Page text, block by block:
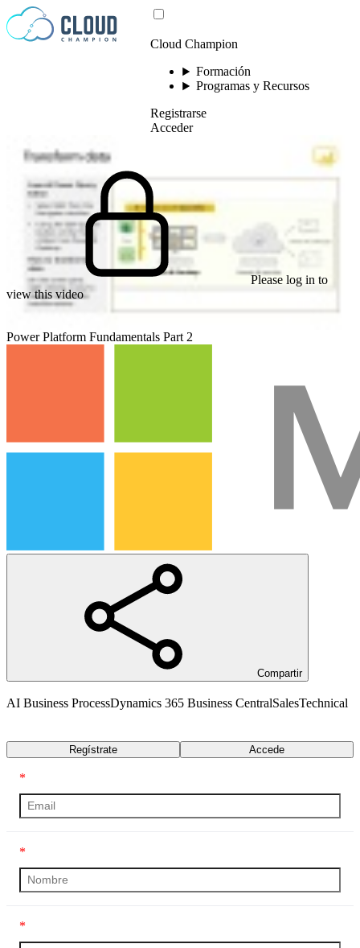
Saltar al contenido
Cloud Champion
Formación
Programas y Recursos
Registrarse
Acceder
Please log in to
view this video
Power Platform Fundamentals Part 2
Compartir
AI Business ProcessDynamics 365 Business CentralSalesTechnical
Regístrate Accede
*
*
*